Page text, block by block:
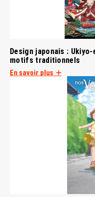
Design japonais :
motifs traditionnels
En savoir plus